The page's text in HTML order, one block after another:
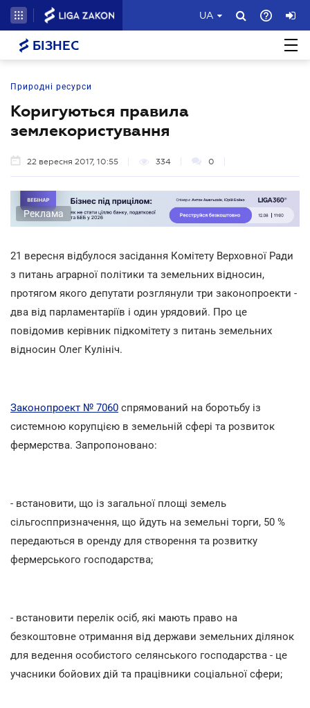
UA
БІЗНЕС
Природні ресурси
Коригуються правила
землекористування
22 вересня 2017, 10:55 334 0
Реклама
21 вересня відбулося засідання Комітету Верховної Ради
з питань аграрної політики та земельних відносин,
протягом якого депутати розглянули три законопроекти -
два від парламентаріїв і один урядовий. Про це
повідомив керівник підкомітету з питань земельних
відносин Олег Кулініч.
Законопроект № 7060 спрямований на боротьбу із
системною корупцією в земельній сфері та розвиток
фермерства. Запропоновано:
- встановити, що із загальної площі земель
сільгосппризначення, що йдуть на земельні торги, 50 %
передаються в оренду для створення та розвитку
фермерського господарства;
- встановити перелік осіб, які мають право на
безкоштовне отримання від держави земельних ділянок
для ведення особистого селянського господарства - це
учасники бойових дій та працівники соціальної сфери;